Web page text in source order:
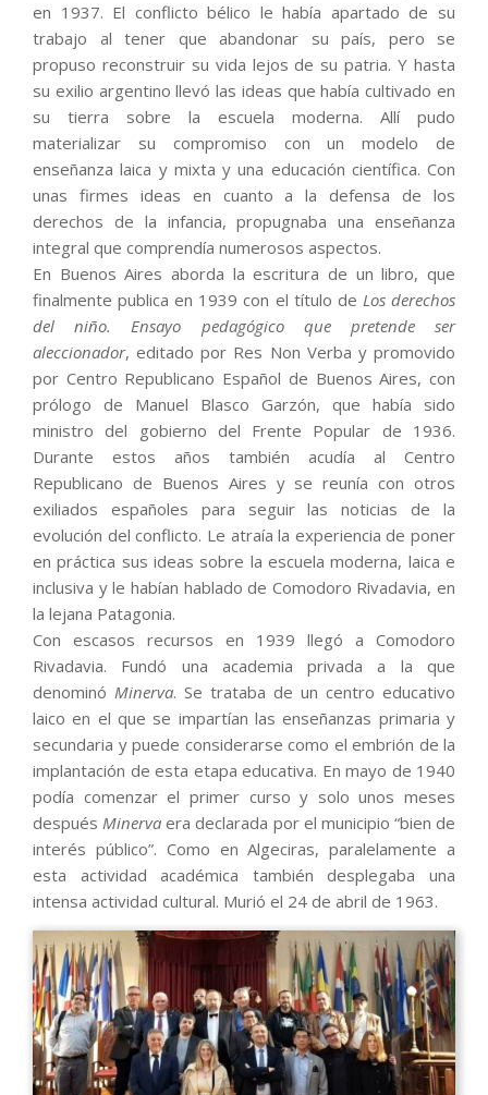
en 1937. El conflicto bélico le había apartado de su
trabajo al tener que abandonar su país, pero se
propuso reconstruir su vida lejos de su patria. Y hasta
su exilio argentino llevó las ideas que había cultivado en
su tierra sobre la escuela moderna. Allí pudo
materializar su compromiso con un modelo de
enseñanza laica y mixta y una educación científica. Con
unas firmes ideas en cuanto a la defensa de los
derechos de la infancia, propugnaba una enseñanza
integral que comprendía numerosos aspectos.
En Buenos Aires aborda la escritura de un libro, que
finalmente publica en 1939 con el título de Los derechos
del niño. Ensayo pedagógico que pretende ser
aleccionador, editado por Res Non Verba y promovido
por Centro Republicano Español de Buenos Aires, con
prólogo de Manuel Blasco Garzón, que había sido
ministro del gobierno del Frente Popular de 1936.
Durante estos años también acudía al Centro
Republicano de Buenos Aires y se reunía con otros
exiliados españoles para seguir las noticias de la
evolución del conflicto. Le atraía la experiencia de poner
en práctica sus ideas sobre la escuela moderna, laica e
inclusiva y le habían hablado de Comodoro Rivadavia, en
la lejana Patagonia.
Con escasos recursos en 1939 llegó a Comodoro
Rivadavia. Fundó una academia privada a la que
denominó Minerva. Se trataba de un centro educativo
laico en el que se impartían las enseñanzas primaria y
secundaria y puede considerarse como el embrión de la
implantación de esta etapa educativa. En mayo de 1940
podía comenzar el primer curso y solo unos meses
despuésMinerva era declarada por el municipio “bien de
interés público”. Como en Algeciras, paralelamente a
esta actividad académica también desplegaba una
intensa actividad cultural. Murió el 24 de abril de 1963.